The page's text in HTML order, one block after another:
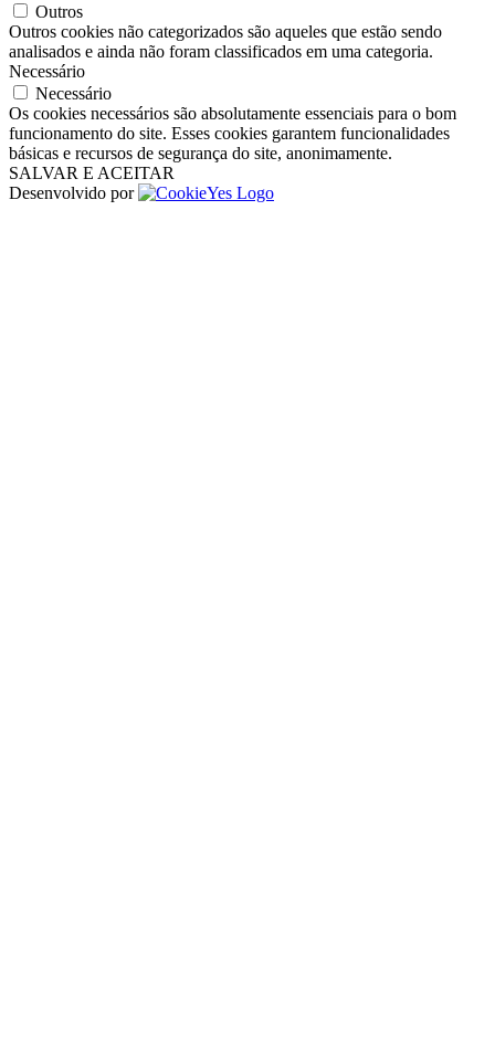
Outros
Outros cookies não categorizados são aqueles que estão sendo
analisados ​​e ainda não foram classificados em uma categoria.
Necessário
Necessário
Os cookies necessários são absolutamente essenciais para o bom
funcionamento do site. Esses cookies garantem funcionalidades
básicas e recursos de segurança do site, anonimamente.
SALVAR E ACEITAR
Desenvolvido por